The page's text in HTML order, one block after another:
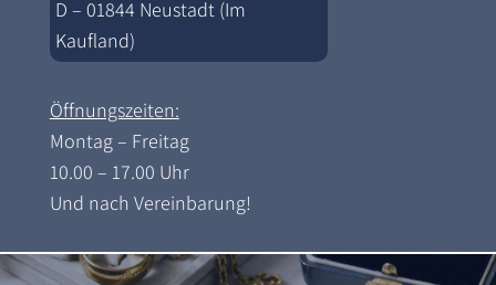
D – 01844 Neustadt (Im
Kaufland)
Öffnungszeiten:
Montag – Freitag
10.00 – 17.00 Uhr
Und nach Vereinbarung!